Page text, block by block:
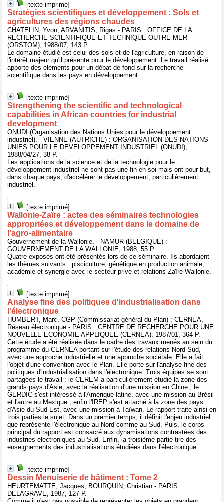
[texte imprimé]
Stratégies scientifiques et développement : Sols et
agricultures des régions chaudes
CHATELIN, Yvon, ARVANITIS, Rigas - PARIS : OFFICE DE LA
RECHERCHE SCIENTIFIQUE ET TECHNIQUE OUTRE MER
(ORSTOM), 1988/07, 143 P.
Le domaine étudié est celui des sols et de l'agriculture, en raison de
l'intérêt majeur qu'il présente pour le développement. Le travail réalisé
apporte des éléments pour un débat de fond sur la recherche
scientifique dans les pays en développement.
[texte imprimé]
Strengthening the scientific and technological
capabilities in African countries for industrial
development
ONUDI (Organisation des Nations Unies pour le développement
industriel), - VIENNE (AUTRICHE) : ORGANISATION DES NATIONS
UNIES POUR LE DEVELOPPEMENT INDUSTRIEL (ONUDI),
1988/04/27, 38 P.
Les applications de la science et de la technologie pour le
développement industriel ne sont pas une fin en soi mais ont pour but,
dans chaque pays, d'accélérer le développement, particulièrement
industriel.
[texte imprimé]
Wallonie-Zaïre : actes des séminaires technologies
appropriées et développement dans le domaine de
l'agro-alimentaire
Gouvernement de la Wallonie, - NAMUR (BELGIQUE) :
GOUVERNEMENT DE LA WALLONIE, 1988, 55 P.
Quatre exposés ont été présentés lors de ce séminaire. Ils abordaient
les thèmes suivants : pisciculture, génétique en production animale,
académie et synergie avec le secteur privé et relations Zaïre-Wallonie.
[texte imprimé]
Analyse fine des politiques d'industrialisation dans
l'électronique
HUMBERT, Marc, CGP (Commissariat général du Plan) ; CERNEA,
Réseau électronique - PARIS : CENTRE DE RECHERCHE POUR UNE
NOUVELLE ECONOMIE APPLIQUEE (CERNEA), 1987/01, 364 P.
Cette étude a été réalisée dans le cadre des travaux menés au sein du
programme du CERNEA portant sur l'étude des relations Nord-Sud,
avec une approche industrielle et une approche sociétale. Elle a fait
l'objet d'une convention avec le Plan. Elle porte sur l'analyse fine des
politiques d'industrialisation dans l'électronique. Trois équipes se sont
partagées le travail : le CEREM a particulièrement étudié la zone des
grands pays d'Asie, avec la réalisation d'une mission en Chine ; le
GERDIC s'est intéressé à l'Amérique latine, avec une mission au Brésil
et l'autre au Mexique ; enfin l'IREP s'est attaché à la zone des pays
d'Asie du Sud-Est, avec une mission à Taïwan. Le rapport traite ainsi en
trois parties le sujet. Dans un premier temps, il définit l'enjeu industriel
que représente l'électronique au Nord comme au Sud. Puis, le corps
principal du rapport est consacré aux dynamisations contrastées des
industries électroniques au Sud. Enfin, la troisième partie tire des
enseignements des industrialisations étudiées dans l'électronique.
[texte imprimé]
Dessin Menuiserie de bâtiment : Tome 2
HEURTEMATTE, Jacques, BOURQUIN, Christian - PARIS :
DELAGRAVE, 1987, 127 P.